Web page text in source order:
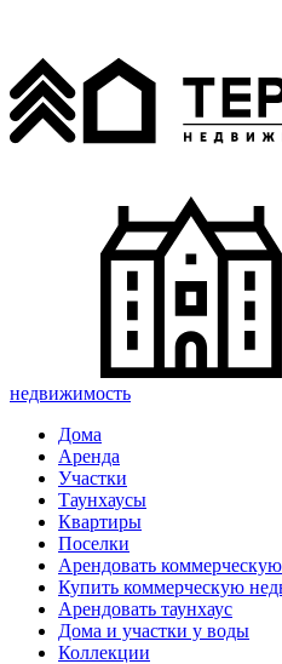
недвижимость
Дома
Аренда
Участки
Таунхаусы
Квартиры
Поселки
Арендовать
Купить коммерческую
Арендовать таунхаус
Дома и участки у воды
Коллекции